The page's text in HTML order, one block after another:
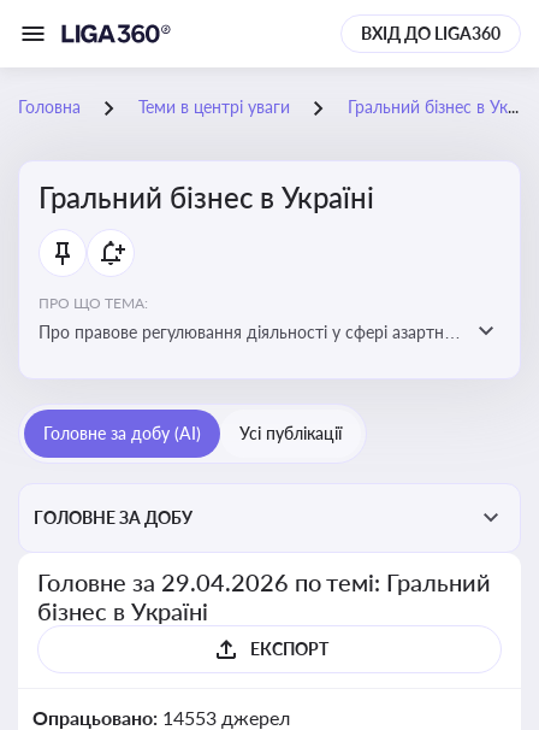
ВХІД ДО LIGA360
Головна Теми в центрі уваги Гральний бізнес в Україні
Гральний бізнес в Україні
ПРО ЩО ТЕМА:
Про правове регулювання діяльності у сфері азартних
реальні кейси
Головне за добу (AI) Усі публікації
ГОЛОВНЕ ЗА ДОБУ
Головне за 29.04.2026 по темі: Гральний
бізнес в Україні
ЕКСПОРТ
Опрацьовано: 14553 джерел